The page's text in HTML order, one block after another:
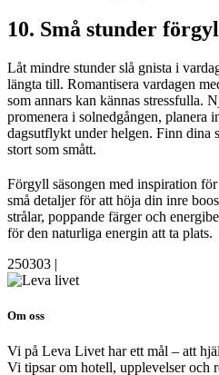
10. Små stunder
Låt mindre stunder slå gnista i
längta till. Romantisera vardagen
som annars kan kännas stressfulla.
promenera i solnedgången, planera
dagsutflykt under helgen. Finn dina
stort som smått.
Förgyll säsongen med inspiration
små detaljer för att höja din inre
strålar, poppande färger och
för den naturliga energin att ta plats.
250303 |
Om oss
Vi på Leva Livet har ett mål – att
Vi tipsar om hotell, upplevelser och